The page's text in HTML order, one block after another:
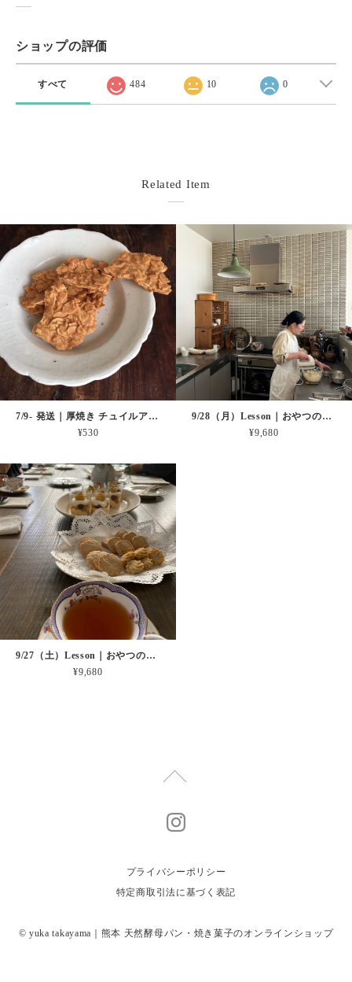
ショップの評価
すべて 484 10 0
Related Item
7/9- 発送｜厚焼き チュイルアーモンド(日にち指定不可商品)
¥530
9/28（月）Lesson｜おやつのじかん
¥9,680
9/27（土）Lesson｜おやつのじかん
¥9,680
プライバシーポリシー
特定商取引法に基づく表記
© yuka takayama｜熊本 天然酵母パン・焼き菓子のオンラインショップ